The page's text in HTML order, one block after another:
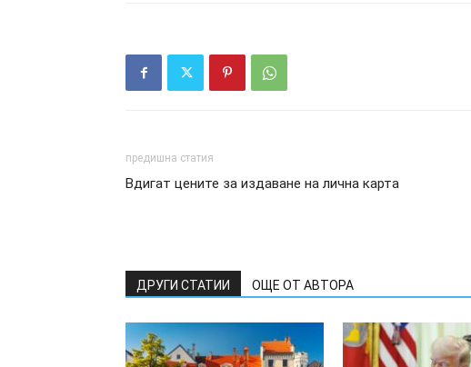
предишна статия
Вдигат цените за издаване на лична карта
ДРУГИ СТАТИИ ОЩЕ ОТ АВТОРА